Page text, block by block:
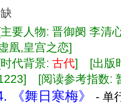
缺
要人物: 晋御阌 李
凰,皇宫之恋]
代背景: 古代] [出版
[阅读参考指数:
《舞日寒梅》
- 单